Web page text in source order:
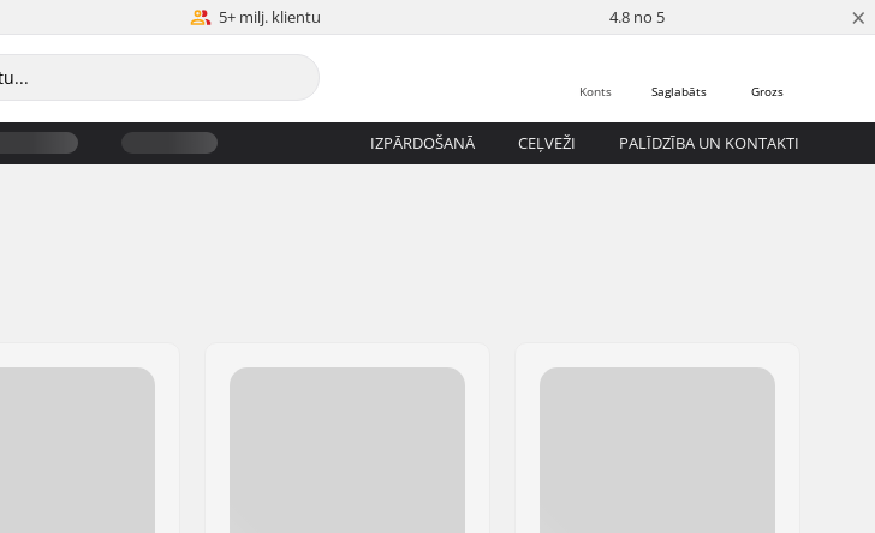
5+ milj. klientu 4.8 no 5 ×
Grozs
Saglabāts
Konts
IZPĀRDOŠANĀ CEĻVEŽI PALĪDZĪBA UN KONTAKTI